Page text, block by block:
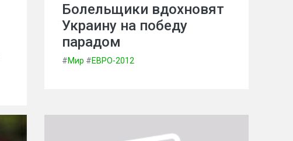
Болельщики вдохновят
Украину на победу
парадом
#Мир #ЕВРО-2012